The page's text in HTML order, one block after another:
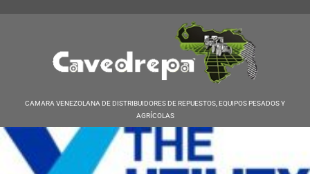
CAMARA VENEZOLANA DE DISTRIBUIDORES DE REPUESTOS, EQUIPOS PESADOS Y
AGRÍCOLAS